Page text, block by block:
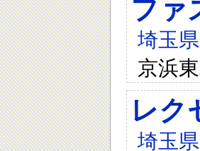
ファ
埼玉
京浜
レク
埼玉